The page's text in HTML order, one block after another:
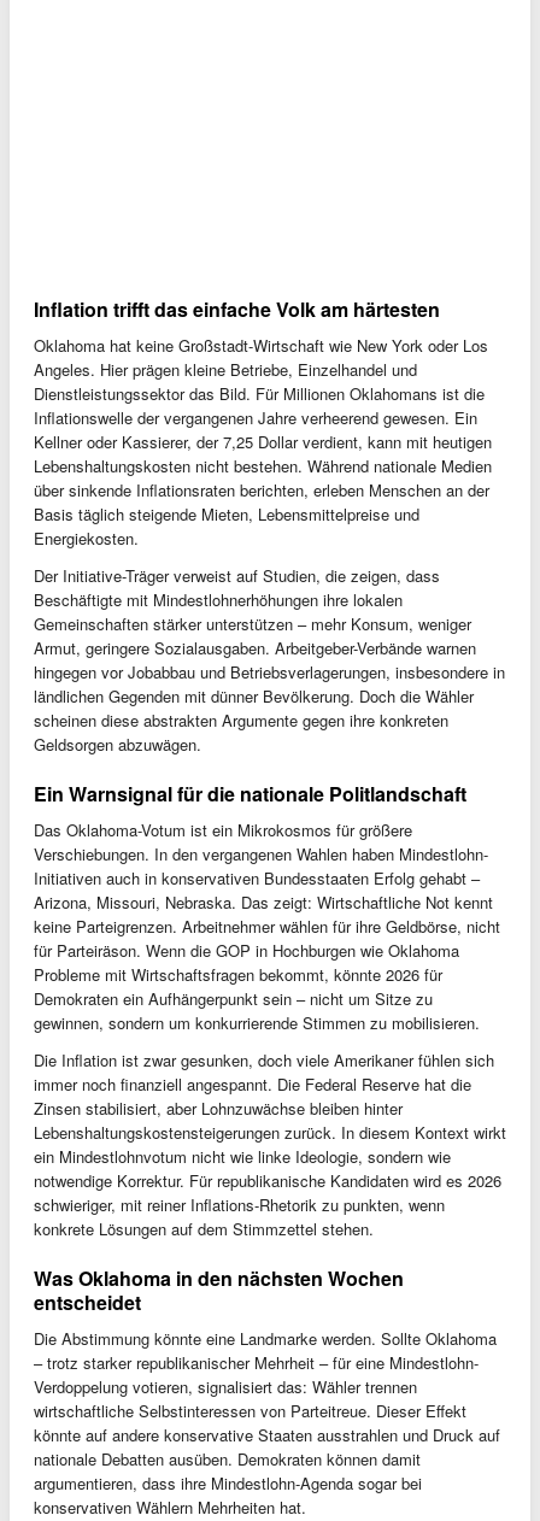
Inflation trifft das einfache Volk am härtesten
Oklahoma hat keine Großstadt-Wirtschaft wie New York oder Los
Angeles. Hier prägen kleine Betriebe, Einzelhandel und
Dienstleistungssektor das Bild. Für Millionen Oklahomans ist die
Inflationswelle der vergangenen Jahre verheerend gewesen. Ein
Kellner oder Kassierer, der 7,25 Dollar verdient, kann mit heutigen
Lebenshaltungskosten nicht bestehen. Während nationale Medien
über sinkende Inflationsraten berichten, erleben Menschen an der
Basis täglich steigende Mieten, Lebensmittelpreise und
Energiekosten.
Der Initiative-Träger verweist auf Studien, die zeigen, dass
Beschäftigte mit Mindestlohnerhöhungen ihre lokalen
Gemeinschaften stärker unterstützen – mehr Konsum, weniger
Armut, geringere Sozialausgaben. Arbeitgeber-Verbände warnen
hingegen vor Jobabbau und Betriebsverlagerungen, insbesondere in
ländlichen Gegenden mit dünner Bevölkerung. Doch die Wähler
scheinen diese abstrakten Argumente gegen ihre konkreten
Geldsorgen abzuwägen.
Ein Warnsignal für die nationale Politlandschaft
Das Oklahoma-Votum ist ein Mikrokosmos für größere
Verschiebungen. In den vergangenen Wahlen haben Mindestlohn-
Initiativen auch in konservativen Bundesstaaten Erfolg gehabt –
Arizona, Missouri, Nebraska. Das zeigt: Wirtschaftliche Not kennt
keine Parteigrenzen. Arbeitnehmer wählen für ihre Geldbörse, nicht
für Parteiräson. Wenn die GOP in Hochburgen wie Oklahoma
Probleme mit Wirtschaftsfragen bekommt, könnte 2026 für
Demokraten ein Aufhängerpunkt sein – nicht um Sitze zu
gewinnen, sondern um konkurrierende Stimmen zu mobilisieren.
Die Inflation ist zwar gesunken, doch viele Amerikaner fühlen sich
immer noch finanziell angespannt. Die Federal Reserve hat die
Zinsen stabilisiert, aber Lohnzuwächse bleiben hinter
Lebenshaltungskostensteigerungen zurück. In diesem Kontext wirkt
ein Mindestlohnvotum nicht wie linke Ideologie, sondern wie
notwendige Korrektur. Für republikanische Kandidaten wird es 2026
schwieriger, mit reiner Inflations-Rhetorik zu punkten, wenn
konkrete Lösungen auf dem Stimmzettel stehen.
Was Oklahoma in den nächsten Wochen
entscheidet
Die Abstimmung könnte eine Landmarke werden. Sollte Oklahoma
– trotz starker republikanischer Mehrheit – für eine Mindestlohn-
Verdoppelung votieren, signalisiert das: Wähler trennen
wirtschaftliche Selbstinteressen von Parteitreue. Dieser Effekt
könnte auf andere konservative Staaten ausstrahlen und Druck auf
nationale Debatten ausüben. Demokraten können damit
argumentieren, dass ihre Mindestlohn-Agenda sogar bei
konservativen Wählern Mehrheiten hat.